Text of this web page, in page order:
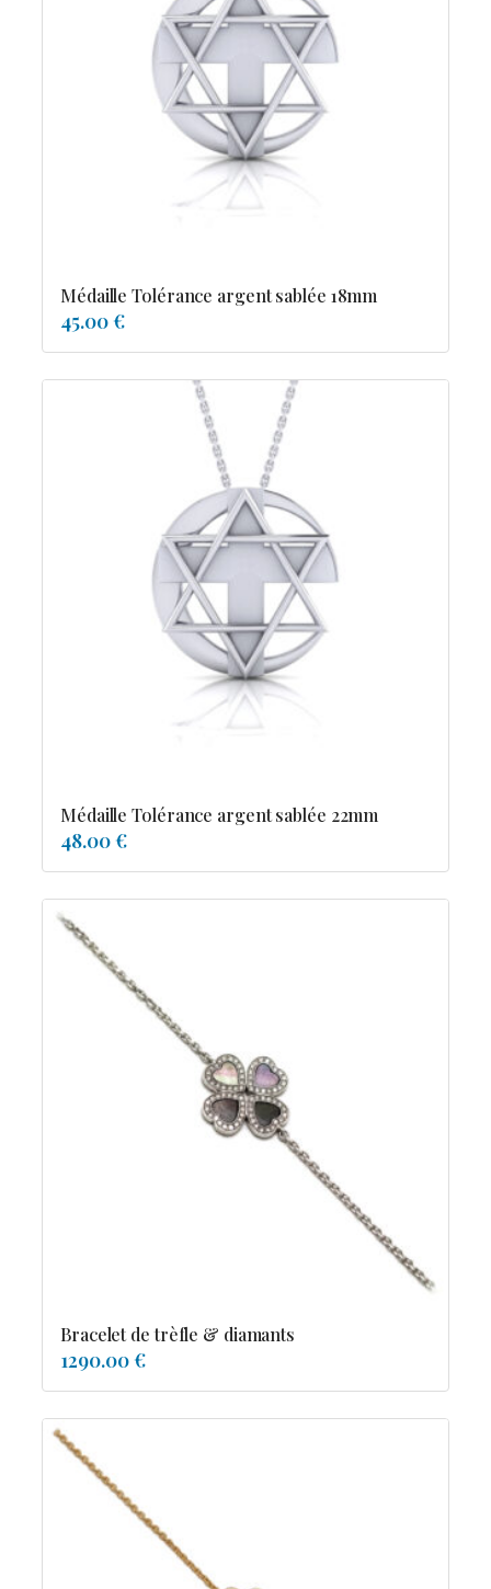
Médaille Tolérance argent sablée 18mm
45.00 €
Médaille Tolérance argent sablée 22mm
48.00 €
Bracelet de trèfle & diamants
1290.00 €